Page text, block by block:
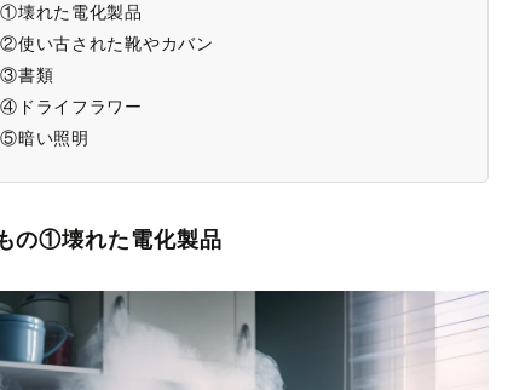
①壊れた電化製品
②使い古された靴やカバン
③書類
④ドライフラワー
⑤暗い照明
の①壊れた電化製品